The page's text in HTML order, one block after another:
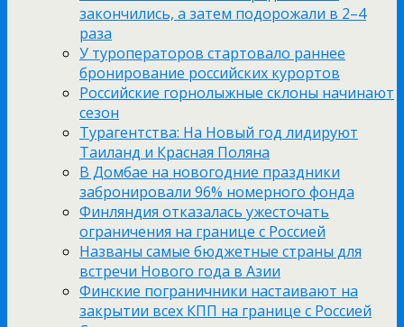
закончились, а затем подорожали в 2–4
раза
У туроператоров стартовало раннее
бронирование российских курортов
Российские горнолыжные склоны начинают
сезон
Турагентства: На Новый год лидируют
Таиланд и Красная Поляна
В Домбае на новогодние праздники
забронировали 96% номерного фонда
Финляндия отказалась ужесточать
ограничения на границе с Россией
Названы самые бюджетные страны для
встречи Нового года в Азии
Финские пограничники настаивают на
закрытии всех КПП на границе с Россией